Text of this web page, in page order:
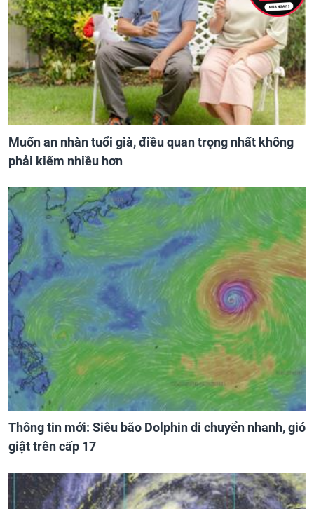
Muốn an nhàn tuổi già, điều quan trọng nhất không
phải kiếm nhiều hơn
Thông tin mới: Siêu bão Dolphin di chuyển nhanh, gió
giật trên cấp 17